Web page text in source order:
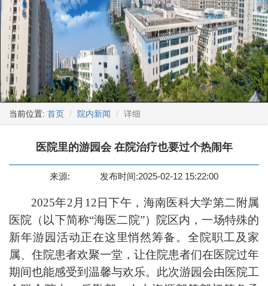
当前位置: 首页 院内新闻 详细
医院里的游园会 在院治疗也要过个热闹年
来源: 发布时间:2025-02-12 15:22:00
2025年2月12日下午，海南医科大学第二附属
医院（以下简称“海医二院”）院区内，一场特殊的
新年游园活动正在这里悄然筹备。全院职工及家
属、住院患者欢聚一堂，让住院患者们在医院过年
期间也能感受到温馨与欢乐。此次游园会由医院工